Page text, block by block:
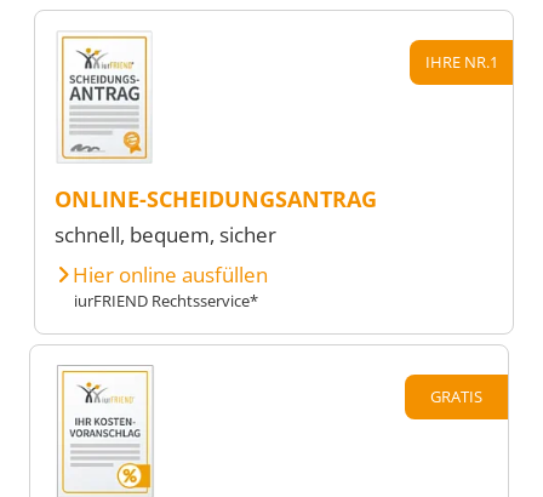
IHRE NR.1
ONLINE-SCHEIDUNGSANTRAG
schnell, bequem, sicher
Hier online ausfüllen
iurFRIEND Rechtsservice*
GRATIS